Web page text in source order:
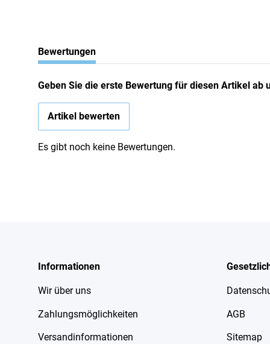
Bewertungen
Geben Sie die erste Bewertung für diesen Artikel
Artikel bewerten
Es gibt noch keine Bewertungen.
Informationen
Wir über uns
Zahlungsmöglichkeiten
Versandinformationen
AGB
Sitemap